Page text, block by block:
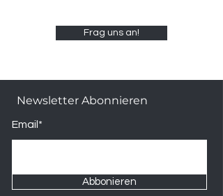
Frag uns an!
Newsletter Abonnieren
Email*
Abbonieren